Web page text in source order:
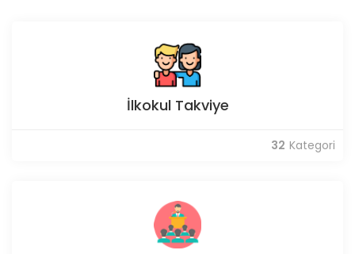
İlkokul Takviye
32 Kategori